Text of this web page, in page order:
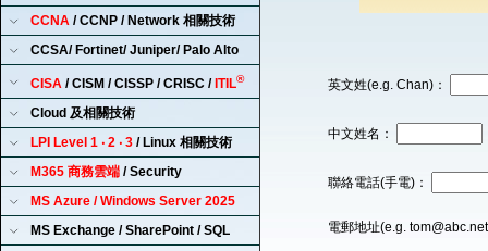
CCNA / CCNP / Network 相關技術
CCSA/ Fortinet/ Juniper/ Palo Alto
CISA / CISM / CISSP / CRISC / ITIL®
Cloud 及相關技術
LPI Level 1 ‧ 2 ‧ 3 / Linux 相關技術
M365 商務雲端 / Security
MS Azure / Windows Server 2025
MS Exchange / SharePoint / SQL
英文姓(e.g. Chan)：
中文姓名：
聯絡電話(手電)：
電郵地址(e.g.